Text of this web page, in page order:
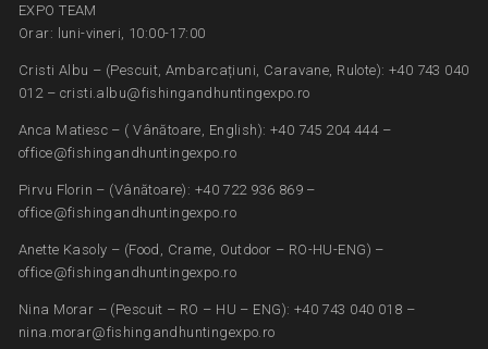
EXPO TEAM
Orar: luni-vineri, 10:00-17:00
Cristi Albu – (Pescuit, Ambarcațiuni, Caravane, Rulote): +40 743 040
012 – cristi.albu@fishingandhuntingexpo.ro
Anca Matiesc – ( Vânătoare, English): +40 745 204 444 –
office@fishingandhuntingexpo.ro
Pirvu Florin – (Vânătoare): +40 722 936 869 –
office@fishingandhuntingexpo.ro
Anette Kasoly – (Food, Crame, Outdoor – RO-HU-ENG) –
office@fishingandhuntingexpo.ro
Nina Morar – (Pescuit – RO – HU – ENG): +40 743 040 018 –
nina.morar@fishingandhuntingexpo.ro